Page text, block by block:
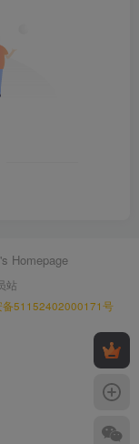
Homepage
站
备51152402000171号